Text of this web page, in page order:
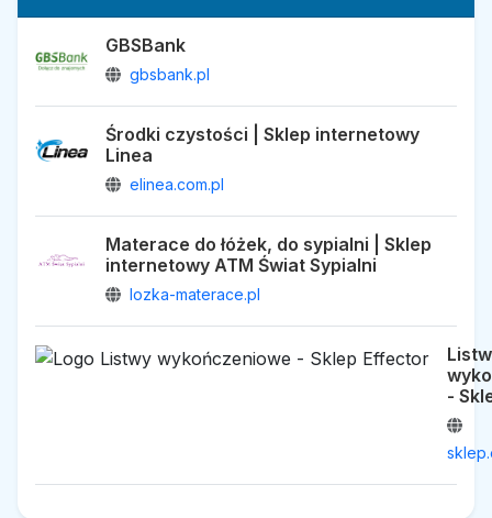
GBSBank
gbsbank.pl
Środki czystości | Sklep internetowy
Linea
elinea.com.pl
Materace do łóżek, do sypialni | Sklep
internetowy ATM Świat Sypialni
lozka-materace.pl
-